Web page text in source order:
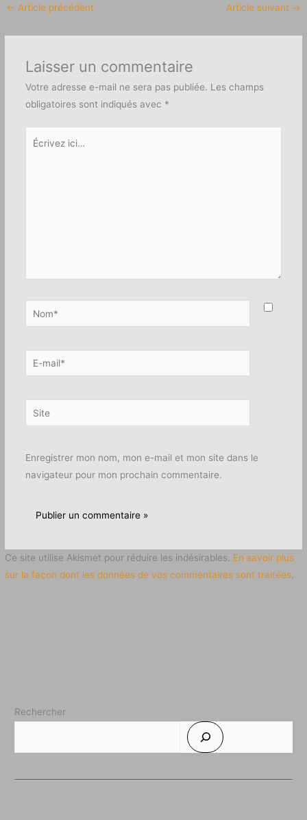
← Article précédent Article suivant →
Laisser un commentaire
Votre adresse e-mail ne sera pas publiée. Les champs
obligatoires sont indiqués avec *
Écrivez
Nom*
E-
mail*
Site
Enregistrer mon nom, mon e-mail et mon site dans le
navigateur pour mon prochain commentaire.
Ce site utilise Akismet pour réduire les indésirables. En savoir plus
sur la façon dont les données de vos commentaires sont traitées
Rechercher